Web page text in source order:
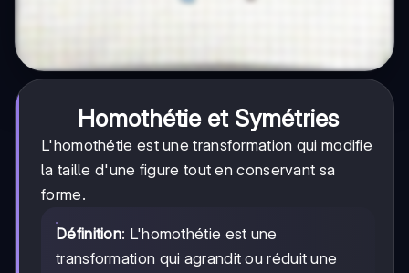
Homothétie et Symétries
L'homothétie est une transformation qui modifie
la taille d'une figure tout en conservant sa
forme.
Définition: L'homothétie est une
transformation qui agrandit ou réduit une